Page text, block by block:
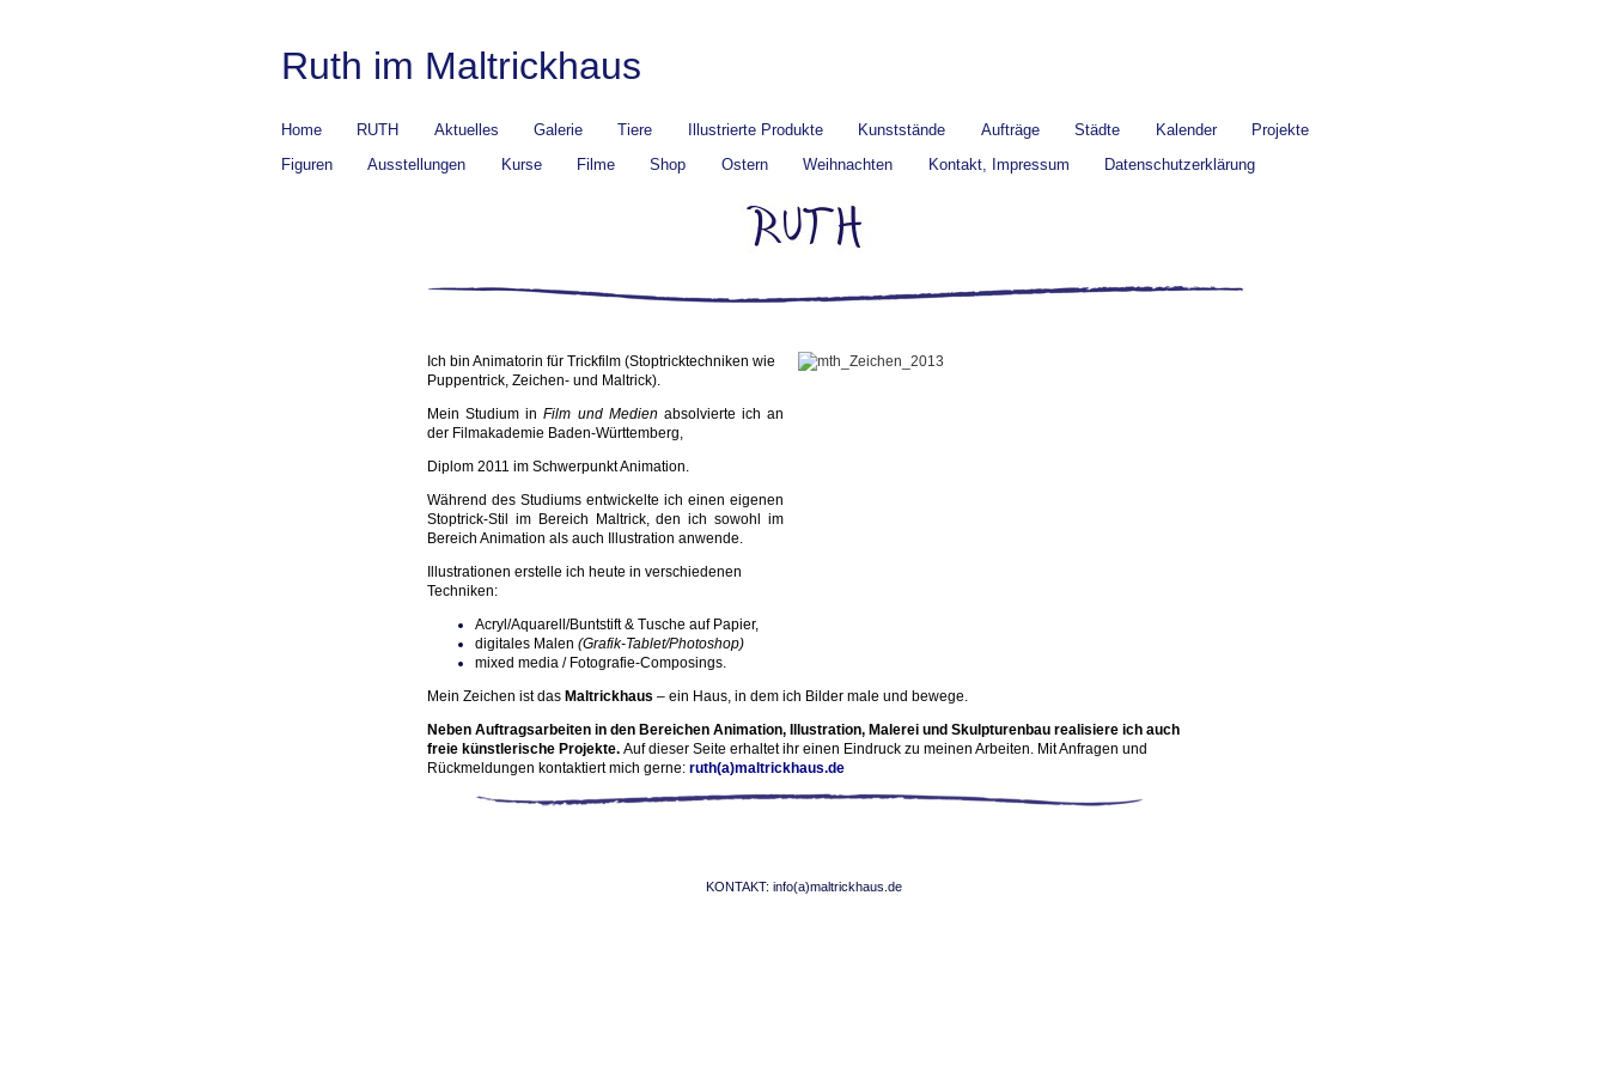
Ruth im Maltrickhaus
Home RUTH Aktuelles Galerie Tiere Illustrierte Produkte Kunststände Aufträge Städte Kalender
Projekte
Figuren
Ausstellungen Kurse Filme Shop Ostern Weihnachten Kontakt, Impressum Datenschutzerklärung
Ich bin Animatorin für Trickfilm (Stoptricktechniken wie
Puppentrick, Zeichen- und Maltrick).
Mein Studium inFilm und Medien absolvierte ich an
der Filmakademie Baden-Württemberg,
Diplom 2011 im Schwerpunkt Animation.
Während des Studiums entwickelte ich einen eigenen
Stoptrick-Stil im Bereich Maltrick, den ich sowohl im
Bereich Animation als auch Illustration anwende.
Illustrationen erstelle ich heute in verschiedenen
Techniken:
Acryl/Aquarell/Buntstift & Tusche auf Papier,
digitales Malen (Grafik-Tablet/Photoshop)
mixed media / Fotografie-Composings.
Mein Zeichen ist das Maltrickhaus – ein Haus, in dem ich Bilder male und bewege.
Neben Auftragsarbeiten in den Bereichen Animation, Illustration, Malerei und Skulpturenbau realisiere ich auch
freie künstlerische Projekte. Auf dieser Seite erhaltet ihr einen Eindruck zu meinen Arbeiten. Mit Anfragen und
Rückmeldungen kontaktiert mich gerne: ruth(a)maltrickhaus.de
KONTAKT: info(a)maltrickhaus.de